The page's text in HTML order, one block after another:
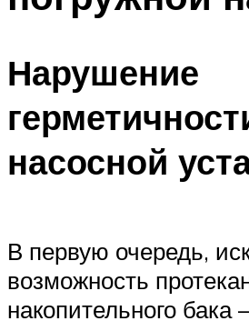
Нарушение
насосной
В первую очередь,
возможность
накопительного